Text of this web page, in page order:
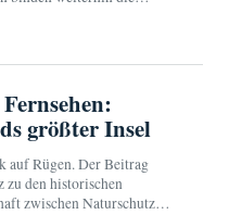
größter Insel
auf Rügen. Der Beitrag
zu den historischen
zwischen Naturschutz